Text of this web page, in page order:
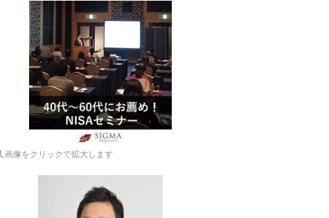
画像をクリックで拡大します